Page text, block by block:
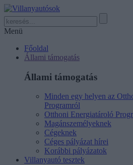
Menü
Főoldal
Állami támogatás
Állami támogatás
Minden egy helyen az
Programról
Otthoni Energiatároló
Magánszemélyeknek
Cégeknek
Céges pályázat hírei
Korábbi pályázatok
Villanyautó tesztek